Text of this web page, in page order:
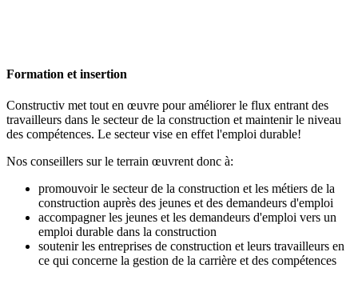
Formation et insertion
Constructiv met tout en œuvre pour améliorer le flux entrant des
travailleurs dans le secteur de la construction et maintenir le niveau
des compétences. Le secteur vise en effet l'emploi durable!
Nos conseillers sur le terrain œuvrent donc à:
promouvoir le secteur de la construction et les métiers de la
construction auprès des jeunes et des demandeurs d'emploi
accompagner les jeunes et les demandeurs d'emploi vers un
emploi durable dans la construction
soutenir les entreprises de construction et leurs travailleurs en
ce qui concerne la gestion de la carrière et des compétences